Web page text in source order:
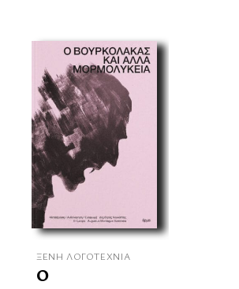
ΞΈΝΗ ΛΟΓΟΤΕΧΝΊΑ
Ο